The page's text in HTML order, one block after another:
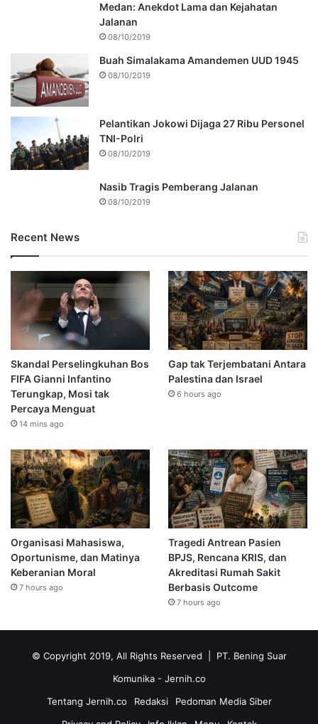
Medan: Anekdot Lama dan Kejahatan
Jalanan
08/10/2019
Buah Simalakama Amandemen UUD 1945
08/10/2019
Pelantikan Jokowi Dijaga 27 Ribu Personel
TNI-Polri
08/10/2019
Nasib Tragis Pemberang Jalanan
08/10/2019
Recent News
Skandal Perselingkuhan Bos
FIFA Gianni Infantino
Terungkap, Mosi tak
Percaya Menguat
14 mins ago
Gap tak Terjembatani Antara
Palestina dan Israel
6 hours ago
Organisasi Mahasiswa,
Oportunisme, dan Matinya
Keberanian Moral
7 hours ago
Tragedi Antrean Pasien
BPJS, Rencana KRIS, dan
Akreditasi Rumah Sakit
Berbasis Outcome
7 hours ago
© Copyright 2019, All Rights Reserved | PT. Bening Suar
Komunika - Jernih.co
Tentang Jernih.co
Redaksi
Pedoman Media Siber